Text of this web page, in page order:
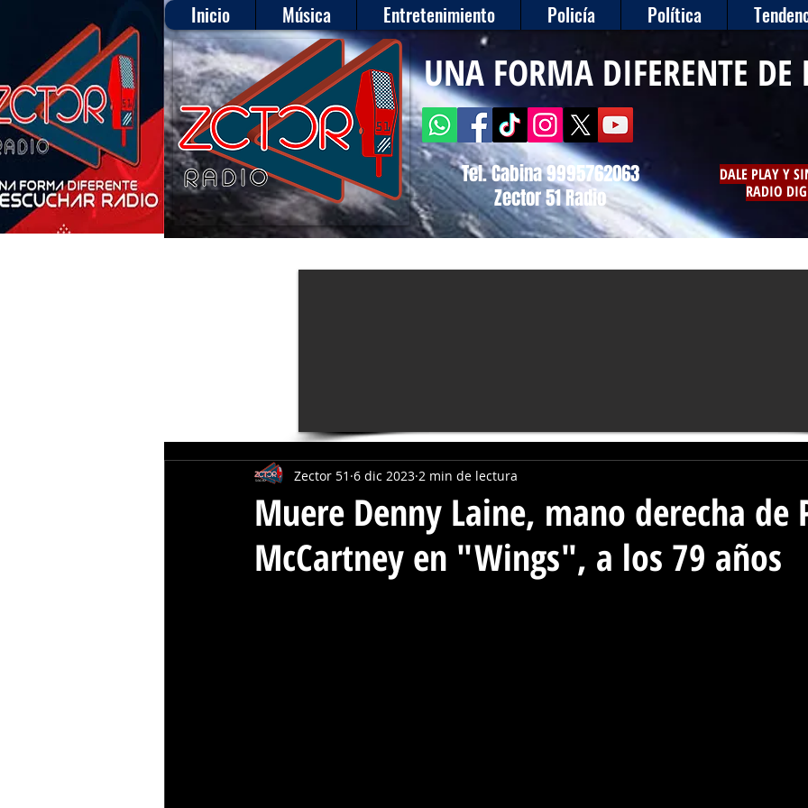
Inicio Música Entretenimiento Policía Política
Tel. Cabina 9995762063
Zector 51 Radio
DALE PLAY Y
RADIO
UNA FORMA DIFERENTE DE
Muere Denny Laine, mano derecha de
McCartney en "Wings", a los 79 años
Zector 51 6 dic 2023 2 min de lectura